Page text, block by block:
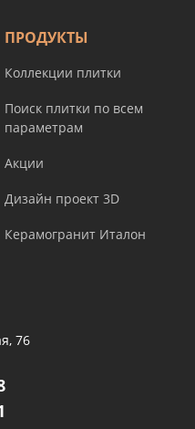
ПРОДУКТЫ
Коллекции плитки
Поиск плитки по всем
параметрам
Акции
Дизайн проект 3D
Керамогранит Италон
76